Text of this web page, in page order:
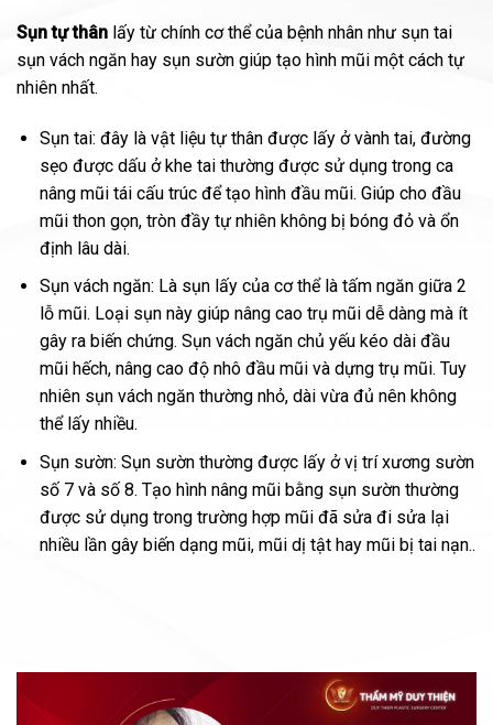
Sụn tự thân lấy từ chính cơ thể của bệnh nhân như sụn tai
sụn vách ngăn hay sụn sườn giúp tạo hình mũi một cách tự
nhiên nhất.
Sụn tai: đây là vật liệu tự thân được lấy ở vành tai, đường
sẹo được dấu ở khe tai thường được sử dụng trong ca
nâng mũi tái cấu trúc để tạo hình đầu mũi. Giúp cho đầu
mũi thon gọn, tròn đầy tự nhiên không bị bóng đỏ và ổn
định lâu dài.
Sụn vách ngăn: Là sụn lấy của cơ thể là tấm ngăn giữa 2
lỗ mũi. Loại sụn này giúp nâng cao trụ mũi dễ dàng mà ít
gây ra biến chứng. Sụn vách ngăn chủ yếu kéo dài đầu
mũi hếch, nâng cao độ nhô đầu mũi và dựng trụ mũi. Tuy
nhiên sụn vách ngăn thường nhỏ, dài vừa đủ nên không
thể lấy nhiều.
Sụn sườn: Sụn sườn thường được lấy ở vị trí xương sườn
số 7 và số 8. Tạo hình nâng mũi bằng sụn sườn thường
được sử dụng trong trường hợp mũi đã sửa đi sửa lại
nhiều lần gây biến dạng mũi, mũi dị tật hay mũi bị tai nạn..